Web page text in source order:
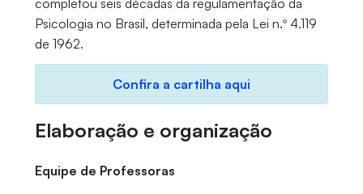
completou seis décadas da regulamentação da
Psicologia no Brasil, determinada pela Lei n.º 4.119
de 1962.
Confira a cartilha aqui
Elaboração e organização
Equipe de Professoras